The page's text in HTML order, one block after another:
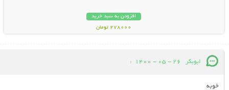
افزودن به سبد خرید
278000 تومان
ابوبکر 26 - 05 - 1400
:
خوبه